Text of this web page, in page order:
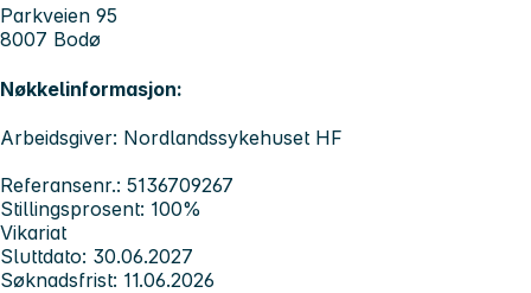
Parkveien 95
8007 Bodø
Nøkkelinformasjon:
Arbeidsgiver: Nordlandssykehuset HF
Referansenr.: 5136709267
Stillingsprosent: 100%
Vikariat
Sluttdato: 30.06.2027
Søknadsfrist: 11.06.2026